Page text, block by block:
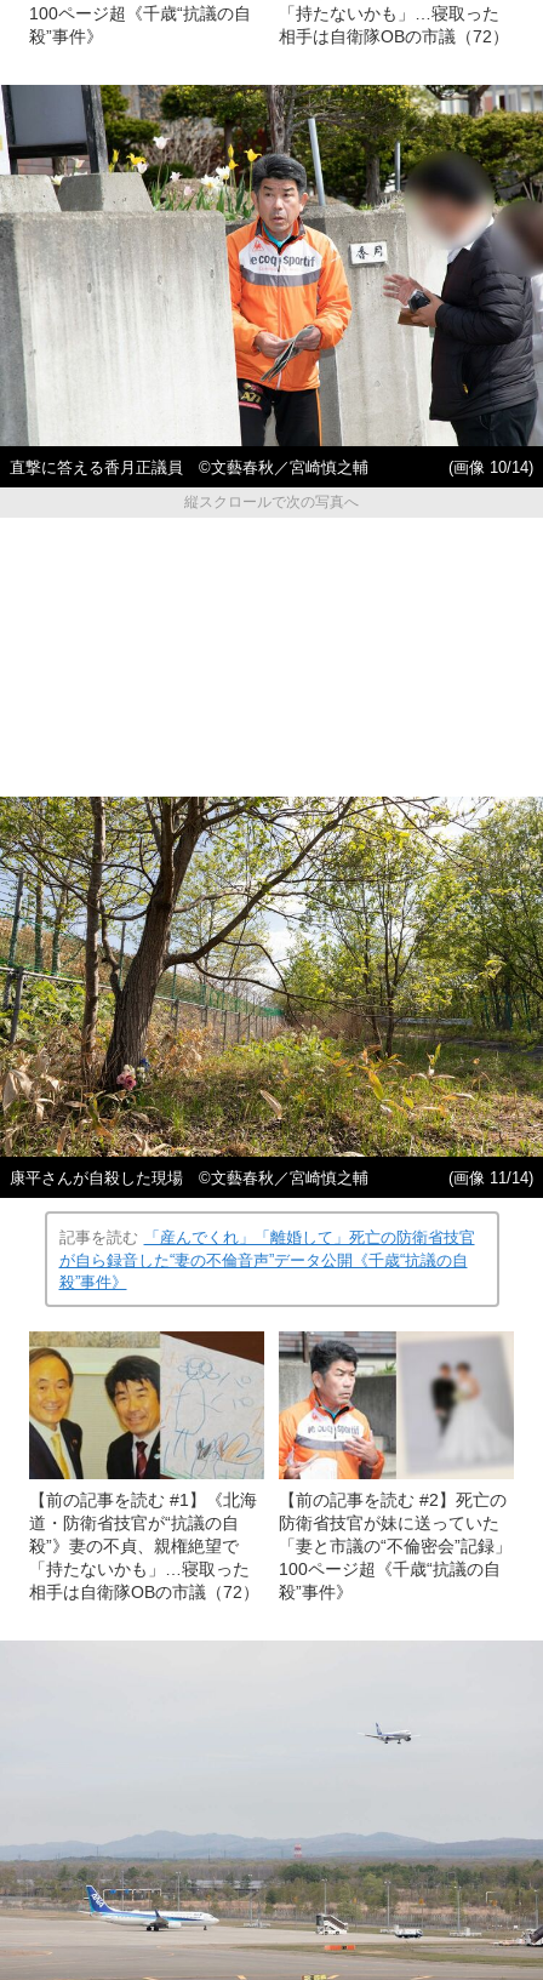
100ページ超《千歳“抗議の自
殺”事件》
「持たないかも」…寝取った
相手は自衛隊OBの市議（72）
直撃に答える香月正議員 ©文藝春秋／宮崎慎之輔
(画像 10/14)
縦スクロールで次の写真へ
康平さんが自殺した現場 ©文藝春秋／宮崎慎之輔 (画像 11/14)
記事を読む
「産んでくれ」「離婚して」死亡の防衛省技官
が自ら録音した“妻の不倫音声”データ公開《千歳“抗議の自
殺”事件》
【前の記事を読む #1】《北海
道・防衛省技官が“抗議の自
殺”》妻の不貞、親権絶望で
「持たないかも」…寝取った
相手は自衛隊OBの市議（72）
【前の記事を読む #2】死亡の
防衛省技官が妹に送っていた
「妻と市議の“不倫密会”記録」
100ページ超《千歳“抗議の自
殺”事件》